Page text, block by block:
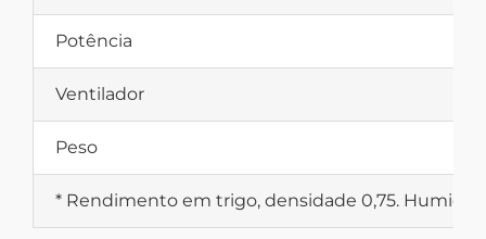
Potência
Ventilador
Peso
* Rendimento em trigo, densidade 0,75.